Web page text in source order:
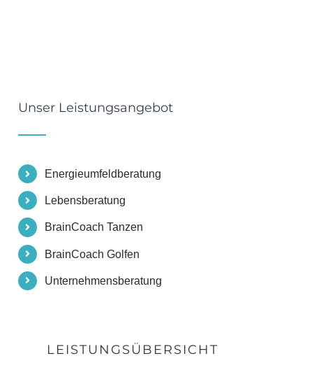
Unser Leistungsangebot
Energieumfeldberatung
Lebensberatung
BrainCoach Tanzen
BrainCoach Golfen
Unternehmensberatung
LEISTUNGSÜBERSICHT